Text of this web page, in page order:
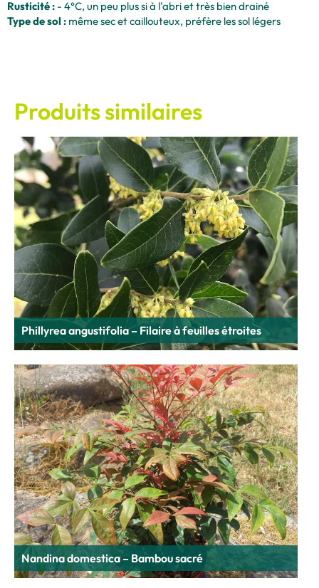
Rusticité : - 4°C, un peu plus si à l'abri et très bien drainé
Type de sol : même sec et caillouteux, préfère les sol légers
Produits similaires
Phillyrea angustifolia – Filaire à feuilles étroites
Nandina domestica – Bambou sacré